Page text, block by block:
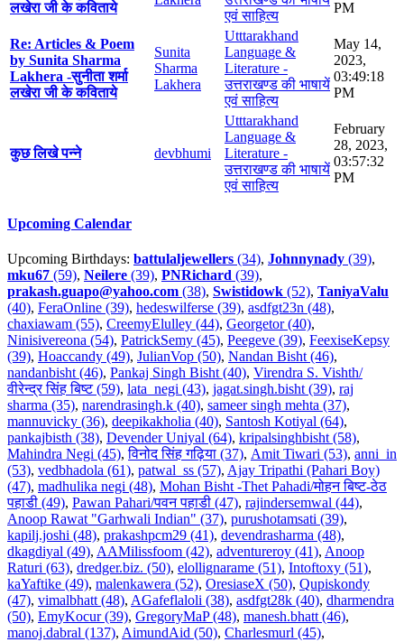
लखेरा जी के कविताये
एवं साहित्य
PM
Re: Articles & Poem
by Sunita Sharma
Lakhera -सुनीता शर्मा
लखेरा जी के कविताये
Sunita
Sharma
Lakhera
Utttarakhand
Language &
Literature -
उत्तराखण्ड की भाषायें
एवं साहित्य
May 14,
2023,
03:49:18
PM
कुछ लिखे पन्ने devbhumi
Utttarakhand
Language &
Literature -
उत्तराखण्ड की भाषायें
एवं साहित्य
February
28, 2023,
03:57:32
PM
Upcoming Calendar
Upcoming Birthdays: battulaljewellers (34), Johnnynady (39),
mku67 (59), Neilere (39), PNRichard (39),
prakash.guapo@yahoo.com (38), Swistidowk (52), TaniyaValu
(40), FeraOnline (39), hedeswilferse (39), asdfgt23n (48),
chaxiawam (55), CreemyElulley (44), Georgetor (40),
Ninisivereona (54), PatrickSemy (45), Peegeve (39), FeexiseKepsy
(39), Hoaccandy (49), JulianVop (50), Nandan Bisht (46),
nandanbisht (46), Pankaj Singh Bisht (40), Virendra S. Vishth/
वीरेन्द्र सिंह बिष्ट (59), lata_negi (43), jagat.singh.bisht (39), raj
sharma (35), narendrasingh.k (40), sameer singh mehta (37),
mannuvicky (36), deepikakholia (40), Santosh Kotiyal (64),
pankajbisth (38), Devender Uniyal (64), kripalsinghbisht (58),
Mahindra Negi (45),विनोद सिंह गढ़िया (37), Amit Tiwari (53), anni_in
(53), vedbhadola (61), patwal_ss (57), Ajay Tripathi (Pahari Boy)
(47), madhulika negi (48), Mohan Bisht -Thet Pahadi/मोहन बिष्ट-ठेठ
पहाडी (49), Pawan Pahari/पवन पहाडी (47), rajindersemwal (44),
Anoop Rawat "Garhwali Indian" (37), purushotamsati (39),
kapilj.joshi (48), prakashpcm29 (41), devendrasharma (48),
dkagdiyal (49), AAMilissfoom (42), adventureroy (41), Anoop
Raturi (63), dredger.biz. (50), elollignarame (51), Intoftoxy (51),
kaYaftike (49), malenkawera (52), OresiaseX (50), Qupiskondy
(47), vimalbhatt (48), AGafeflaloli (38), asdfgt28k (40), dharmendra
(50), EmyKocur (39), GregoryMaP (48), manesh.bhatt (46),
manoj.dabral (137), AimundAid (50), Charlesmurl (45),